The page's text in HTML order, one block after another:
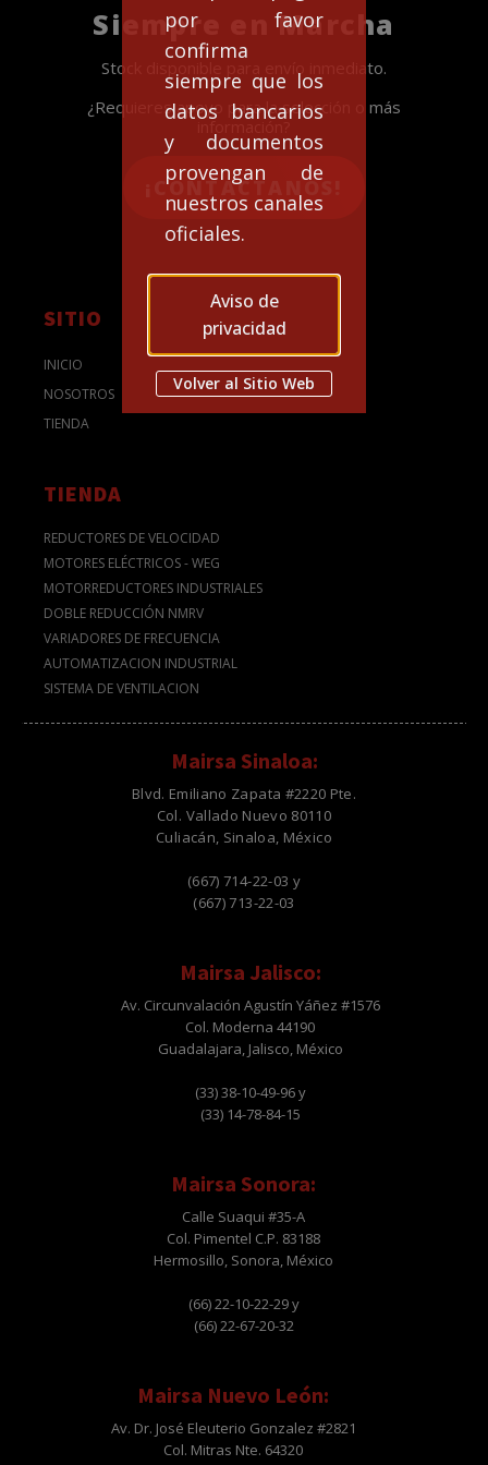
por favor
confirma
siempre que los
datos bancarios
y documentos
provengan de
nuestros canales
oficiales.
Aviso de
privacidad
Volver al Sitio Web
Siempre en Marcha
Stock disponible para envío inmediato.
¿Requieres apoyo para la selección o más
¡CONTACTANOS!
SITIO
INICIO
NOSOTROS
TIENDA
TIENDA
REDUCTORES DE VELOCIDAD
MOTORES ELÉCTRICOS - WEG
MOTORREDUCTORES INDUSTRIALES
DOBLE REDUCCIÓN NMRV
VARIADORES DE FRECUENCIA
AUTOMATIZACION INDUSTRIAL
SISTEMA DE VENTILACION
Mairsa Sinaloa:
Blvd. Emiliano Zapata #2220 Pte.
Col. Vallado Nuevo 80110
Culiacán, Sinaloa, México
(667) 714-22-03 y
(667) 713-22-03
Mairsa Jalisco:
Av. Circunvalación Agustín Yáñez #1576
Col. Moderna 44190
Guadalajara, Jalisco, México
(33) 38-10-49-96 y
(33) 14-78-84-15
Mairsa Sonora:
Calle Suaqui #35-A
Col. Pimentel C.P. 83188
Hermosillo, Sonora, México
(66) 22-10-22-29 y
(66) 22-67-20-32
Mairsa Nuevo León:
Av. Dr. José Eleuterio Gonzalez #2821
Col. Mitras Nte. 64320